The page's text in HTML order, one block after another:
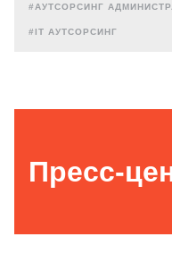
#АУТСОРСИНГ
#IT АУТСОРСИНГ
Пресс-